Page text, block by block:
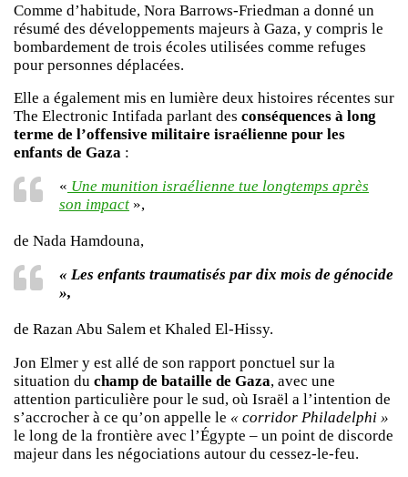
Comme d’habitude, Nora Barrows-Friedman a donné un
résumé des développements majeurs à Gaza, y compris le
bombardement de trois écoles utilisées comme refuges
pour personnes déplacées.
Elle a également mis en lumière deux histoires récentes sur
The Electronic Intifada parlant des conséquences à long
terme de l’offensive militaire israélienne pour les
enfants de Gaza :
« Une munition israélienne tue longtemps après
son impact »,
de Nada Hamdouna,
« Les enfants traumatisés par dix mois de génocide
»,
de Razan Abu Salem et Khaled El-Hissy.
Jon Elmer y est allé de son rapport ponctuel sur la
situation du champ de bataille de Gaza, avec une
attention particulière pour le sud, où Israël a l’intention de
s’accrocher à ce qu’on appelle le « corridor Philadelphi »
le long de la frontière avec l’Égypte – un point de discorde
majeur dans les négociations autour du cessez-le-feu.